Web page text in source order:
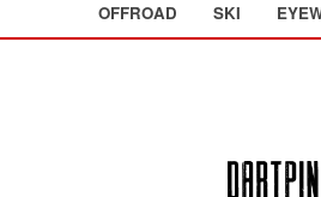
OFFROAD SKI